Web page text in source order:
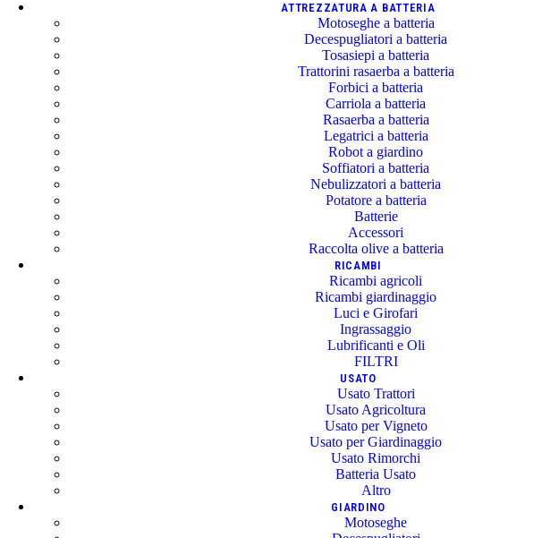
ATTREZZATURA A BATTERIA
Motoseghe a batteria
Decespugliatori a batteria
Tosasiepi a batteria
Trattorini rasaerba a batteria
Forbici a batteria
Carriola a batteria
Rasaerba a batteria
Legatrici a batteria
Robot a giardino
Soffiatori a batteria
Nebulizzatori a batteria
Potatore a batteria
Batterie
Accessori
Raccolta olive a batteria
RICAMBI
Ricambi agricoli
Ricambi giardinaggio
Luci e Girofari
Ingrassaggio
Lubrificanti e Oli
FILTRI
USATO
Usato Trattori
Usato Agricoltura
Usato per Vigneto
Usato per Giardinaggio
Usato Rimorchi
Batteria Usato
Altro
GIARDINO
Motoseghe